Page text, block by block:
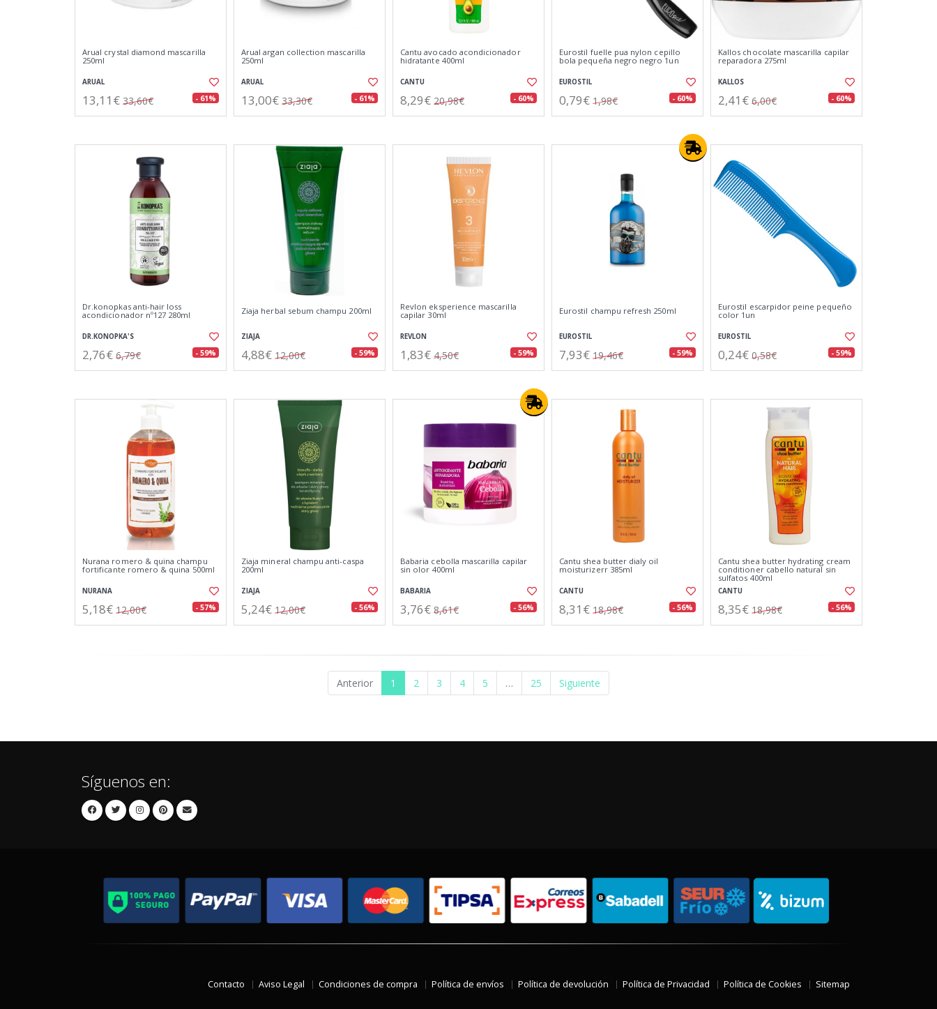
Arual crystal diamond mascarilla
250ml
ARUAL
13,11€ 33,60€ - 61%
Arual argan collection mascarilla
250ml
ARUAL
13,00€ 33,30€ - 61%
Cantu avocado acondicionador
hidratante 400ml
CANTU
8,29€ 20,98€ - 60%
Eurostil fuelle pua nylon cepillo
bola pequeña negro negro 1un
EUROSTIL
0,79€ 1,98€ - 60%
Kallos chocolate mascarilla capilar
reparadora 275ml
KALLOS
2,41€ 6,00€ - 60%
Dr.konopkas anti-hair loss
acondicionador nº127 280ml
DR.KONOPKA'S
2,76€ 6,79€ - 59%
Ziaja herbal sebum champu 200ml
ZIAJA
4,88€ 12,00€ - 59%
Revlon eksperience mascarilla
capilar 30ml
REVLON
1,83€ 4,50€ - 59%
Eurostil champu refresh 250ml
EUROSTIL
7,93€ 19,46€ - 59%
Eurostil escarpidor peine pequeño
color 1un
EUROSTIL
0,24€ 0,58€ - 59%
Nurana romero & quina champu
fortificante romero & quina 500ml
NURANA
5,18€ 12,00€ - 57%
Ziaja mineral champu anti-caspa
200ml
ZIAJA
5,24€ 12,00€ - 56%
Babaria cebolla mascarilla capilar
sin olor 400ml
BABARIA
3,76€ 8,61€ - 56%
Cantu shea butter dialy oil
moisturizerr 385ml
CANTU
8,31€ 18,98€ - 56%
Cantu shea butter hydrating cream
conditioner cabello natural sin
sulfatos 400ml
CANTU
8,35€ 18,98€ - 56%
Anterior 1 2 3 4 5 … 25 Siguiente
Síguenos en:
Contacto Aviso Legal Condiciones de compra Política de envíos Política de devolución Política de Privacidad Política de Cookies Sitemap